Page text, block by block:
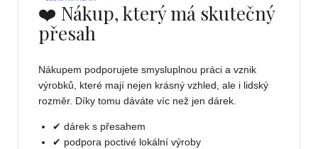
❤️ Nákup, který má skutečný
přesah
Nákupem podporujete smysluplnou práci a vznik
výrobků, které mají nejen krásný vzhled, ale i lidský
rozměr. Díky tomu dáváte víc než jen dárek.
✔ dárek s přesahem
✔ podpora poctivé lokální výroby